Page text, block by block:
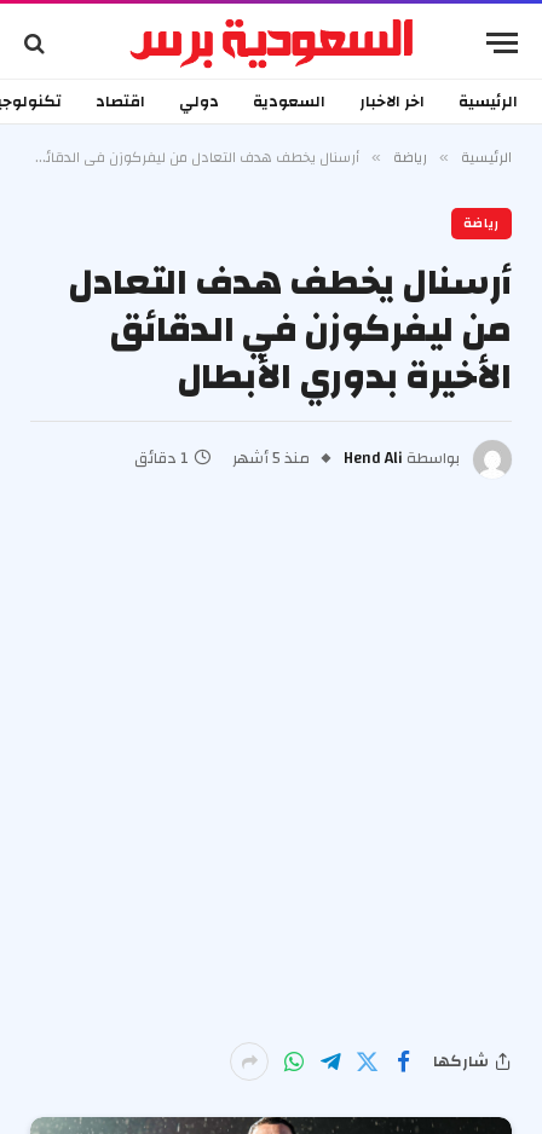
الرئيسية اخر الاخبار السعودية دولي اقتصاد
الرئيسية » رياضة » أرسنال يخطف هدف التعادل من ليفركوزن في الدقائق الأخيرة بدوري الأبطال
رياضة
أرسنال يخطف هدف التعادل
من ليفركوزن في الدقائق
الأخيرة بدوري الأبطال
بواسطة Hend Ali منذ 5 أشهر 1 دقائق
شاركها